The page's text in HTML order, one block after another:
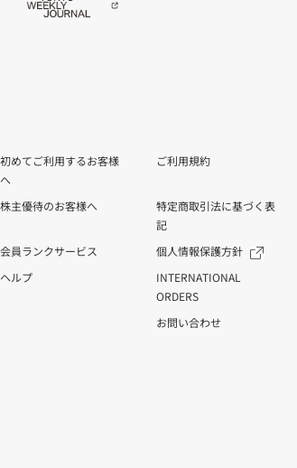
初めてご利用するお客様
へ
ご利用規約
株主優待のお客様へ
特定商取引法に基づく表
記
会員ランクサービス
個人情報保護方針
ヘルプ
INTERNATIONAL
ORDERS
お問い合わせ